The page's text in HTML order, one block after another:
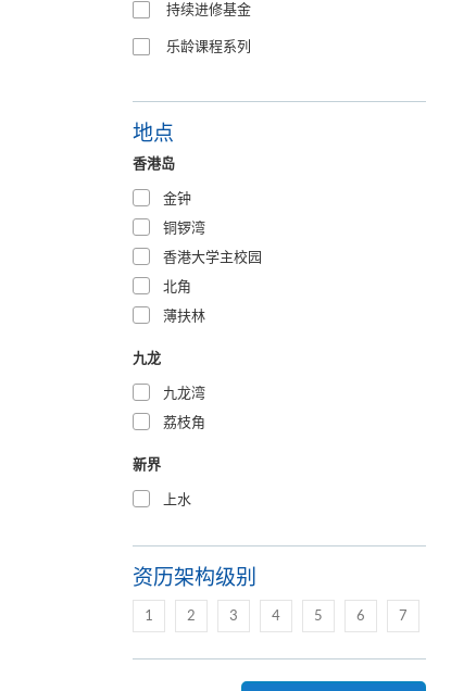
持续进修基金
乐龄课程系列
地点
香港岛
金钟
铜锣湾
香港大学主校园
北角
薄扶林
九龙
九龙湾
荔枝角
新界
上水
资历架构级别
1 2 3 4 5 6 7